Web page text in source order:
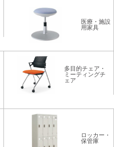
医療・施設
用家具
多目的チェア・
ミーティングチ
ェア
ロッカー・
保管庫